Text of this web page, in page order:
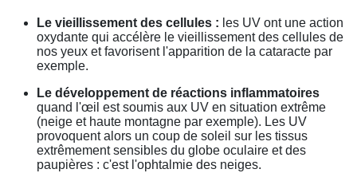
Le vieillissement des cellules : les UV ont une action
oxydante qui accélère le vieillissement des cellules de
nos yeux et favorisent l'apparition de la cataracte par
exemple.
Le développement de réactions inflammatoires
quand l'œil est soumis aux UV en situation extrême
(neige et haute montagne par exemple). Les UV
provoquent alors un coup de soleil sur les tissus
extrêmement sensibles du globe oculaire et des
paupières : c'est l'ophtalmie des neiges.